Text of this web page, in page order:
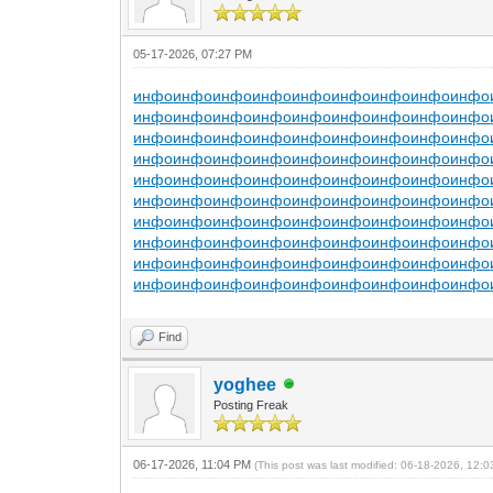
05-17-2026, 07:27 PM
инфоинфоинфоинфоинфоинфоинфоинфоинфо
инфоинфоинфоинфоинфоинфоинфоинфоинфо
инфоинфоинфоинфоинфоинфоинфоинфоинфо
инфоинфоинфоинфоинфоинфоинфоинфоинфо
инфоинфоинфоинфоинфоинфоинфоинфоинфо
инфоинфоинфоинфоинфоинфоинфоинфоинфо
инфоинфоинфоинфоинфоинфоинфоинфоинфо
инфоинфоинфоинфоинфоинфоинфоинфоинфо
инфоинфоинфоинфоинфоинфоинфоинфоинфо
инфоинфоинфоинфоинфоинфоинфоинфоинфо
Find
yoghee
Posting Freak
06-17-2026, 11:04 PM(This post was last modified: 06-18-2026,